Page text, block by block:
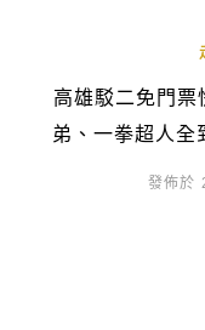
高雄駁二免門
弟、一拳超人全
發佈於